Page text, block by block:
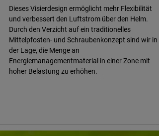
Dieses Visierdesign ermöglicht mehr Flexibilität
und verbessert den Luftstrom über den Helm.
Durch den Verzicht auf ein traditionelles
Mittelpfosten- und Schraubenkonzept sind wir in
der Lage, die Menge an
Energiemanagementmaterial in einer Zone mit
hoher Belastung zu erhöhen.